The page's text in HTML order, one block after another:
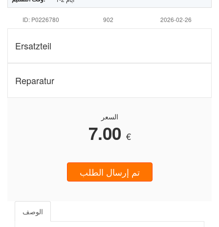
ID: P0226780 902 2026-02-26
Ersatzteil
Reparatur
السعر
7.00 €
تم إرسال الطلب
الوصف